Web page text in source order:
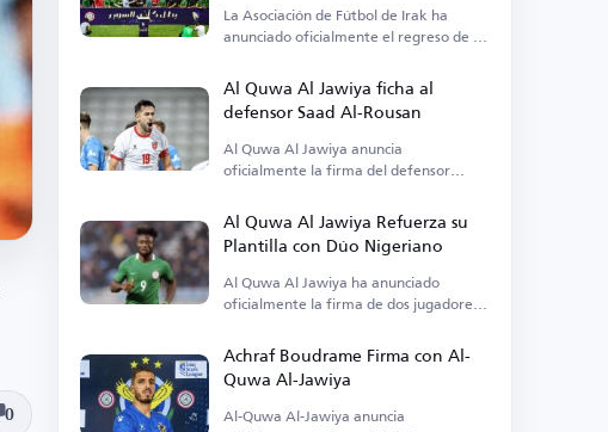
0
La Asociación de Fútbol de Irak ha
anunciado oficialmente el regreso de la
Al Quwa Al Jawiya ficha al
defensor Saad Al-Rousan
Al Quwa Al Jawiya anuncia
oficialmente la firma del defensor
Al Quwa Al Jawiya Refuerza su
Plantilla con Dúo Nigeriano
Al Quwa Al Jawiya ha anunciado
oficialmente la firma de dos jugadores
Achraf Boudrame Firma con Al-
Quwa Al-Jawiya
Al-Quwa Al-Jawiya anuncia